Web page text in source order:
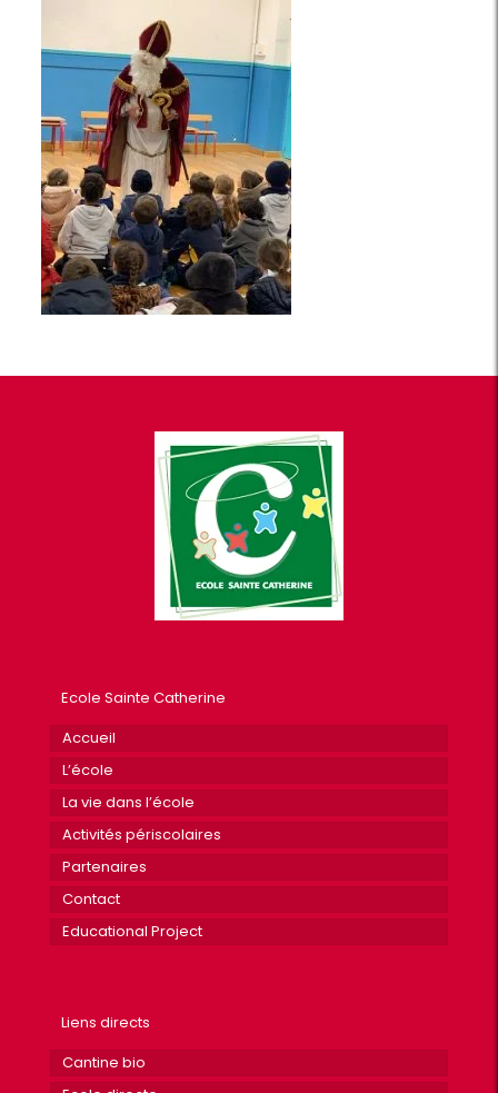
Ecole Sainte Catherine
Accueil
L’école
La vie dans l’école
Activités périscolaires
Partenaires
Contact
Educational Project
Liens directs
Cantine bio